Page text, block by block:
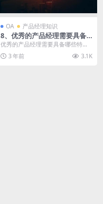
OA 产品经理知识
8、优秀的产品经理需要具备
哪些特质？
优秀的产品经理需要具备哪些特
质？ 产品经理是负责产品开发和管
理的关键角色，他们需...
3 年前 3.1K